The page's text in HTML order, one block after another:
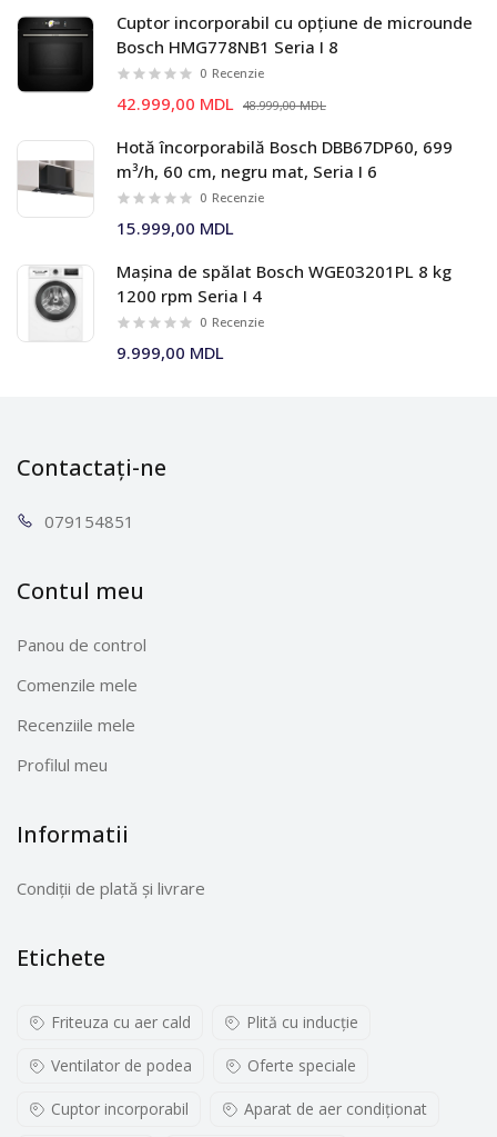
Cuptor incorporabil cu opțiune de microunde
Bosch HMG778NB1 Seria I 8
0 Recenzie
42.999,00 MDL 48.999,00 MDL
Hotă încorporabilă Bosch DBB67DP60, 699
m³/h, 60 cm, negru mat, Seria I 6
0 Recenzie
15.999,00 MDL
Mașina de spălat Bosch WGE03201PL 8 kg
1200 rpm Seria I 4
0 Recenzie
9.999,00 MDL
Contactați-ne
0791 54851
Contul meu
Panou de control
Comenzile mele
Recenziile mele
Profilul meu
Informatii
Condiții de plată și livrare
Etichete
Friteuza cu aer cald Plită cu inducţie
Ventilator de podea Oferte speciale
Cuptor incorporabil Aparat de aer condiționat